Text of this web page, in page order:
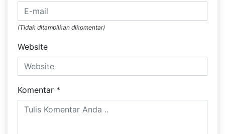
(Tidak ditampilkan dikomentar)
Website
Komentar *